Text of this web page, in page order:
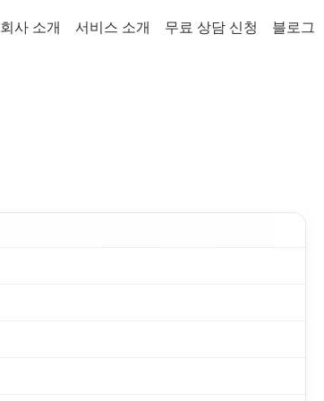
회사 소개 서비스 소개 무료 상담 신청 블로그